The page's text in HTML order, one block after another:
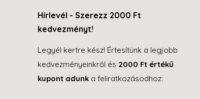
Hírlevél - Szerezz 2000 Ft
kedvezményt!
Legyél kertre kész! Értesítünk a legjobb
kedvezményeinkről és 2000 Ft értékű
kupont adunk a feliratkozásodhoz: